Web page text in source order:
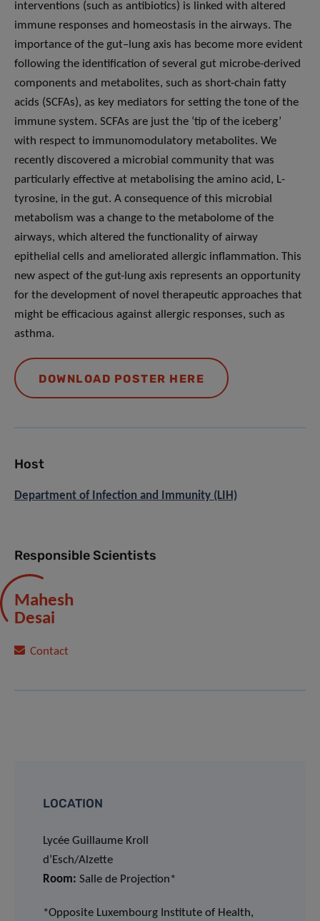
interventions (such as antibiotics) is linked with altered
immune responses and homeostasis in the airways. The
importance of the gut–lung axis has become more evident
following the identification of several gut microbe-derived
components and metabolites, such as short-chain fatty
acids (SCFAs), as key mediators for setting the tone of the
immune system. SCFAs are just the ‘tip of the iceberg’
with respect to immunomodulatory metabolites. We
recently discovered a microbial community that was
particularly effective at metabolising the amino acid, L-
tyrosine, in the gut. A consequence of this microbial
metabolism was a change to the metabolome of the
airways, which altered the functionality of airway
epithelial cells and ameliorated allergic inflammation. This
new aspect of the gut-lung axis represents an opportunity
for the development of novel therapeutic approaches that
might be efficacious against allergic responses, such as
asthma.
DOWNLOAD POSTER HERE
Host
Department of Infection and Immunity (LIH)
Responsible Scientists
Mahesh
Desai
Contact
LOCATION
Lycée Guillaume Kroll
d’Esch/Alzette
Room: Salle de Projection*
*Opposite Luxembourg Institute of Health,